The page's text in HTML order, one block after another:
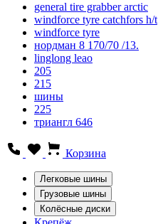
general tire grabber arctic
windforce tyre catchfors h/t
windforce tyre
нордман 8 170/70 /13.
linglong leao
205
215
шины
225
триангл 646
Корзина
Легковые шины
Грузовые шины
Колёсные диски